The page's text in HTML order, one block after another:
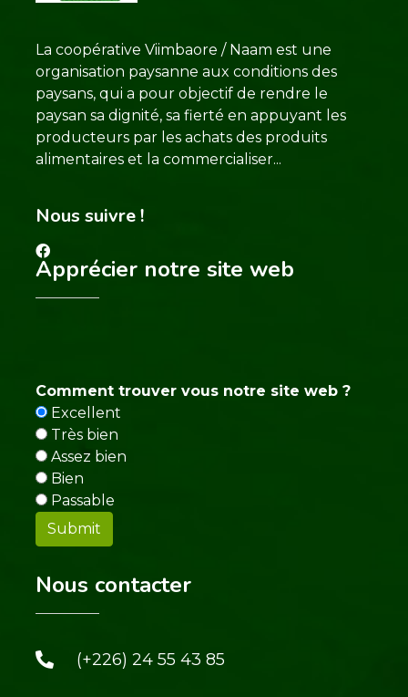
La coopérative Viimbaore / Naam est une
organisation paysanne aux conditions des
paysans, qui a pour objectif de rendre le
paysan sa dignité, sa fierté en appuyant les
producteurs par les achats des produits
alimentaires et la commercialiser...
Nous suivre !
Apprécier notre site web
Comment trouver vous notre site web ?
Excellent
Très bien
Assez bien
Bien
Passable
Nous contacter
(+226) 24 55 43 85